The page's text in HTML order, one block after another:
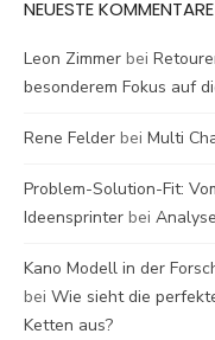
NEUESTE KOMMENTARE
Leon Zimmer bei
besonderem Fokus auf
Rene Felder bei Multi
Problem-Solution-Fit:
Ideensprinter bei
Kano Modell in der
bei Wie sieht die
Ketten aus?